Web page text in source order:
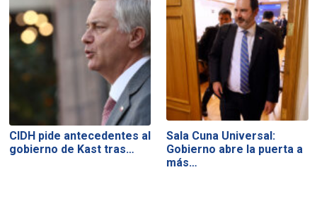
CIDH pide antecedentes al
gobierno de Kast tras…
Sala Cuna Universal:
Gobierno abre la puerta a
más…